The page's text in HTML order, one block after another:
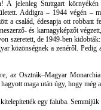
A jelenleg Stuttgart
Addigra – 1944 végén –
a család, édesapja ott robbant
és karnagyképzőt
szeretett, de 1949-ben
közönségnek a zenéről. Pedig
az Osztrák–Magyar
maga után úgy, hogy még
egy faluba.